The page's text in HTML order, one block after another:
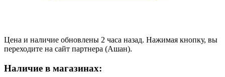
Цена и наличие обновлены 2 часа назад. Нажимая кнопку, вы
переходите на сайт партнера (Ашан).
Наличие в магазинах: